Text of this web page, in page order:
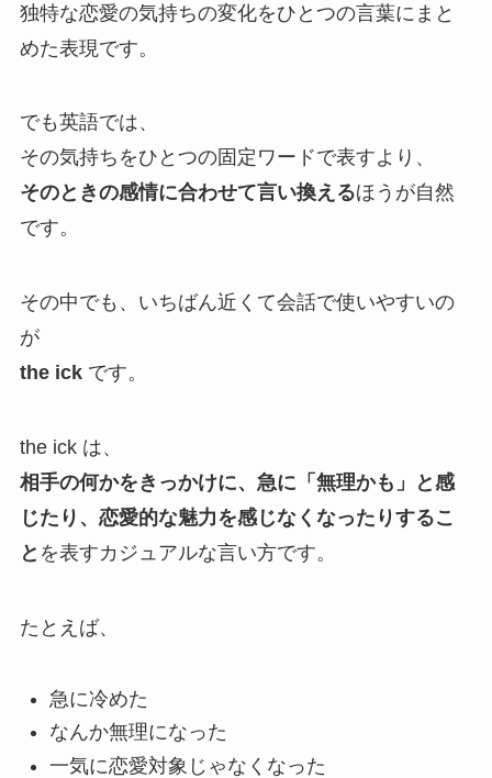
独特な恋愛の気持ちの変化をひとつの言葉にまと
めた表現です。
でも英語では、
その気持ちをひとつの固定ワードで表すより、
そのときの感情に合わせて言い換えるほうが自然
です。
その中でも、いちばん近くて会話で使いやすいの
が
the ickです。
the ick は、
相手の何かをきっかけに、急に「無理かも」と感
じたり、恋愛的な魅力を感じなくなったりするこ
と を表すカジュアルな言い方です。
たとえば、
急に冷めた
なんか無理になった
一気に恋愛対象じゃなくなった